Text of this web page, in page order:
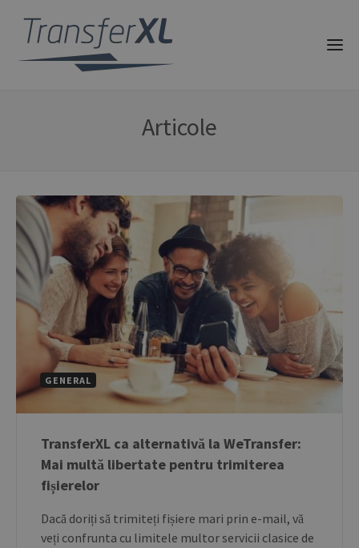
Articole
GENERAL
TransferXL ca alternativă la WeTransfer:
Mai multă libertate pentru trimiterea
fișierelor
Dacă doriți să trimiteți fișiere mari prin e-mail, vă
veți confrunta cu limitele multor servicii clasice de